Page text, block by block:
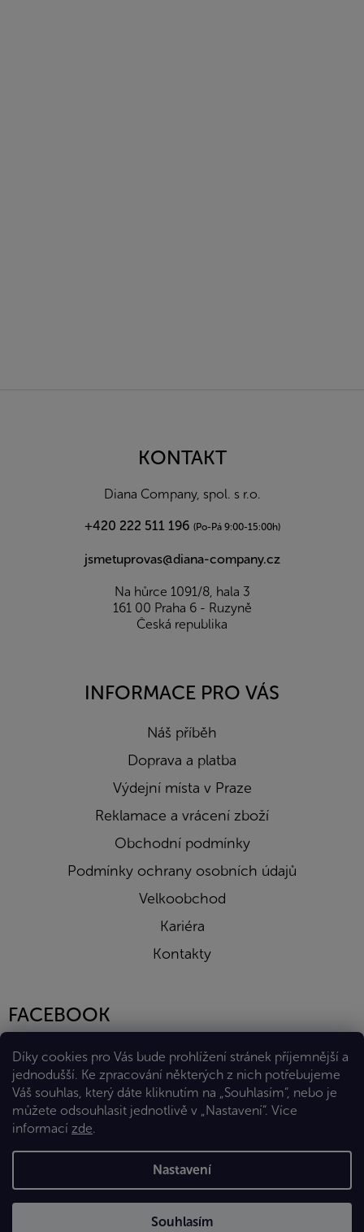
Díky cookies pro Vás bude prohlížení stránek příjemnější a
jednodušší. Ke zpracování některých z nich potřebujeme
Váš souhlas, který dáte kliknutím na „Souhlasím“, nebo je
můžete odsouhlasit jednotlivě v „Nastavení“. Více
informací zde.
Nastavení
Souhlasím
KONTAKT
Diana Company, spol. s r.o.
+420 222 511 196 (Po-Pá 9:00-15:00h)
jsmetuprovas@diana-company.cz
Na hůrce 1091/8, hala 3
161 00 Praha 6 - Ruzyně
Česká republika
INFORMACE PRO VÁS
Náš příběh
Doprava a platba
Výdejní místa v Praze
Reklamace a vrácení zboží
Obchodní podmínky
Podmínky ochrany osobních údajů
Velkoobchod
Kariéra
Kontakty
FACEBOOK
Vytvořil Shoptet Premium
Copyright 2026Eshop Diana Company, spol. s r.o.. Všechna
práva vyhrazena.